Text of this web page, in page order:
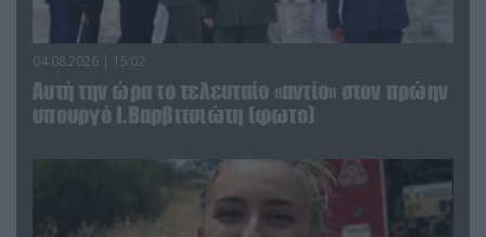
04.08.2026 | 15:02
Αυτή την ώρα το τελευταίο «αντίο» στον πρώην
υπουργό Ι.Βαρβιτσιώτη (φωτο)